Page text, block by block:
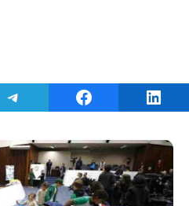
Share on TelegramShare on Facebook